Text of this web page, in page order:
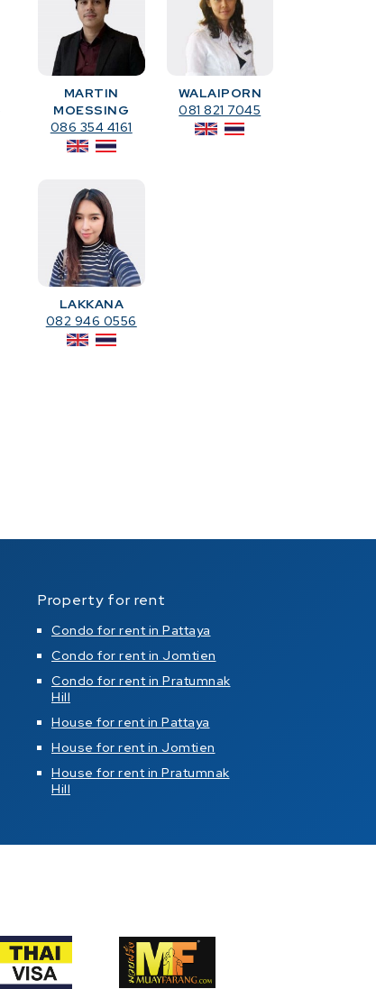
MARTIN
MOESSING
086 354 4161
WALAIPORN
081 821 7045
LAKKANA
082 946 0556
Property for rent
Condo for rent in Pattaya
Condo for rent in Jomtien
Condo for rent in Pratumnak
Hill
House for rent in Pattaya
House for rent in Jomtien
House for rent in Pratumnak
Hill